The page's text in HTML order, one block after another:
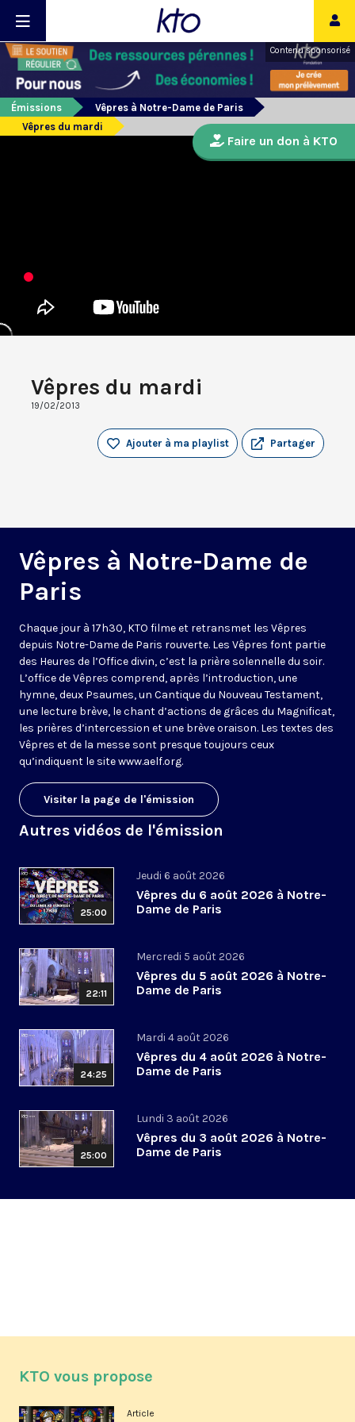
Contenu sponsorisé
Émissions
Vêpres à Notre-Dame de Paris
Vêpres du mardi
Vêpres du mardi
19/02/2013
Partager
Ajouter à ma playlist
Vêpres à Notre-Dame de
Paris
Chaque jour à 17h30, KTO filme et retransmet les Vêpres
depuis Notre-Dame de Paris rouverte. Les Vêpres font partie
des Heures de l’Office divin, c’est la prière solennelle du soir.
L’office de Vêpres comprend, après l’introduction, une
hymne, deux Psaumes, un Cantique du Nouveau Testament,
une lecture brève, le chant d’actions de grâces du Magnificat,
les prières d’intercession et une brève oraison. Les textes des
Vêpres et de la messe sont presque toujours ceux
qu’indiquent le sitewww.aelf.org.
Visiter la page de l'émission
Autres vidéos de l'émission
25:00
Jeudi 6 août 2026
Vêpres du 6 août 2026 à Notre-
Dame de Paris
22:11
Mercredi 5 août 2026
Vêpres du 5 août 2026 à Notre-
Dame de Paris
24:25
Mardi 4 août 2026
Vêpres du 4 août 2026 à Notre-
Dame de Paris
25:00
Lundi 3 août 2026
Vêpres du 3 août 2026 à Notre-
Dame de Paris
Faire un don à KTO
KTO vous propose
Article